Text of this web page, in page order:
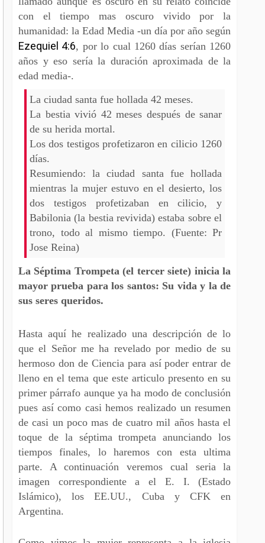
con el tiempo mas oscuro vivido por la
humanidad: la Edad Media -un día por año según
Ezequiel 4:6, por lo cual 1260 días serían 1260
años y eso sería la duración aproximada de la
edad media-.
La ciudad santa fue hollada 42 meses.
La bestia vivió 42 meses después de sanar
de su herida mortal.
Los dos testigos profetizaron en cilicio 1260
días.
Resumiendo: la ciudad santa fue hollada
mientras la mujer estuvo en el desierto, los
dos testigos profetizaban en cilicio, y
Babilonia (la bestia revivida) estaba sobre el
trono, todo al mismo tiempo. (Fuente: Pr
Jose Reina)
La Séptima Trompeta (el tercer siete) inicia la
mayor prueba para los santos: Su vida y la de
sus seres queridos.
Hasta aquí he realizado una descripción de lo
que el Señor me ha revelado por medio de su
hermoso don de Ciencia para así poder entrar de
lleno en el tema que este articulo presento en su
primer párrafo aunque ya ha modo de conclusión
pues así como casi hemos realizado un resumen
de casi un poco mas de cuatro mil años hasta el
toque de la séptima trompeta anunciando los
tiempos finales, lo haremos con esta ultima
parte. A continuación veremos cual seria la
imagen correspondiente a el E. I. (Estado
Islámico), los EE.UU., Cuba y CFK en
Argentina.